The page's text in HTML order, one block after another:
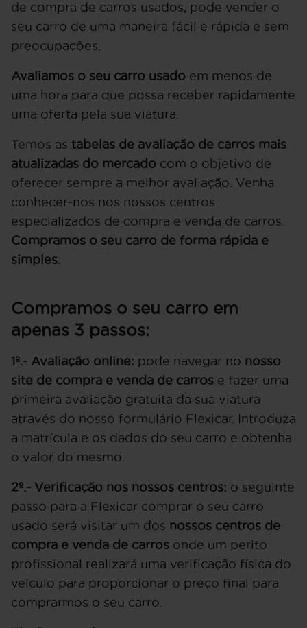
de compra de carros usados, pode vender o
seu carro de uma maneira fácil e rápida e sem
preocupações.
Avaliamos o seu carro usado em menos de
uma hora para que possa receber rapidamente
uma oferta pela sua viatura.
Temos as tabelas de avaliação de carros mais
atualizadas do mercado com o objetivo de
oferecer sempre a melhor avaliação. Venha
conhecer-nos nos nossos centros
especializados de compra e venda de carros.
Compramos o seu carro de forma rápida e
simples.
Compramos o seu carro em
apenas 3 passos:
1º.- Avaliação online: pode navegar no nosso
site de compra e venda de carros e fazer uma
primeira avaliação gratuita da sua viatura
através do nosso formulário Flexicar. Introduza
a matrícula e os dados do seu carro e obtenha
o valor do mesmo.
2º.- Verificação nos nossos centros: o seguinte
passo para a Flexicar comprar o seu carro
usado será visitar um dos nossos centros de
compra e venda de carros onde um perito
profissional realizará uma verificação física do
veículo para proporcionar o preço final para
comprarmos o seu carro.